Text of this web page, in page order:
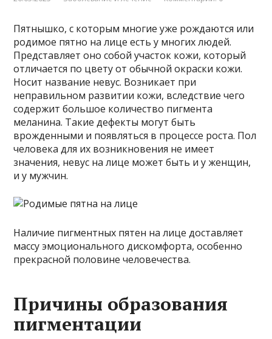
Пятнышко, с которым многие уже рождаются или
родимое пятно на лице есть у многих людей.
Представляет оно собой участок кожи, который
отличается по цвету от обычной окраски кожи.
Носит название невус. Возникает при
неправильном развитии кожи, вследствие чего
содержит большое количество пигмента
меланина. Такие дефекты могут быть
врожденными и появляться в процессе роста. Пол
человека для их возникновения не имеет
значения, невус на лице может быть и у женщин,
и у мужчин.
Наличие пигментных пятен на лице доставляет
массу эмоционального дискомфорта, особенно
прекрасной половине человечества.
Причины образования
пигментации